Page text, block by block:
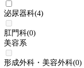
泌尿器科(4)
肛門科(0)
美容系
形成外科・美容外科(0)